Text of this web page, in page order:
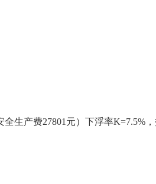
生产费27801元）下浮率K=7.5%